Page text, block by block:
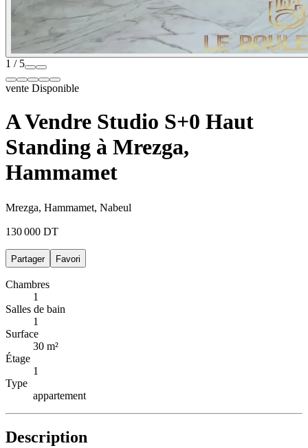
1 / 5
vente Disponible
A Vendre Studio S+0 Haut
Standing à Mrezga,
Hammamet
Mrezga, Hammamet, Nabeul
130 000 DT
Partager Favori
Chambres
1
Salles de bain
1
Surface
30 m²
Étage
1
Type
appartement
Description